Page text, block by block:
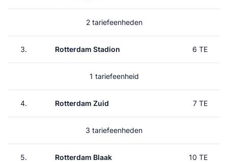
2 tariefeenheden
3. Rotterdam Stadion 6 TE
1 tariefeenheid
4. Rotterdam Zuid 7 TE
3 tariefeenheden
5. Rotterdam Blaak 10 TE